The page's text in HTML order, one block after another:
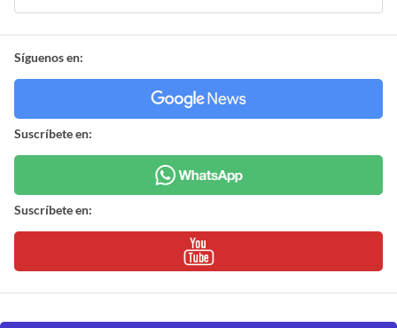
Síguenos en:
Suscríbete en:
Suscríbete en: